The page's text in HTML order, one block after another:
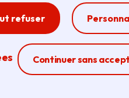
refuser
Continuer sans
Ferme la